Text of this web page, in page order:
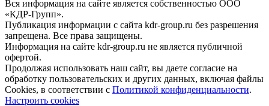
Вся информация на сайте является собственностью ООО
«КДР-Групп».
Публикация информации с сайта kdr-group.ru без разрешения
запрещена. Все права защищены.
Информация на сайте kdr-group.ru не является публичной
офертой.
Продолжая использовать наш сайт, вы даете согласие на
обработку пользовательских и других данных, включая файлы
Cookies, в соответствии с Политикой конфиденциальности.
Настроить cookies